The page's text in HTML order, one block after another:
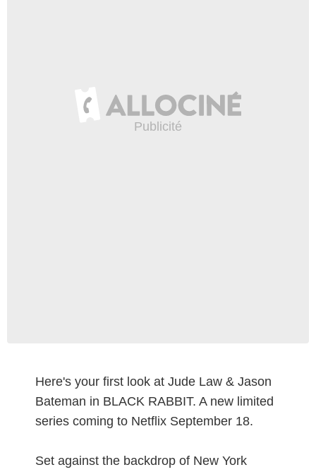
Here's your first look at Jude Law & Jason
Bateman in BLACK RABBIT. A new limited
series coming to Netflix September 18.
Set against the backdrop of New York